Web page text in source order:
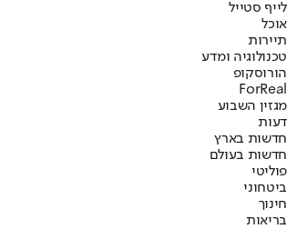
לייף סטייל
אוכל
תיירות
טכנולוגיה ומדע
הורוסקופ
ForReal
מגזין השבוע
דעות
חדשות בארץ
חדשות בעולם
פוליטי
ביטחוני
חינוך
בריאות